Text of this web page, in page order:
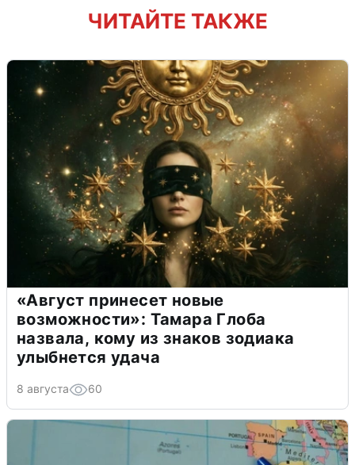
ЧИТАЙТЕ ТАКЖЕ
«Август принесет новые
возможности»: Тамара Глоба
назвала, кому из знаков зодиака
улыбнется удача
8 августа 60